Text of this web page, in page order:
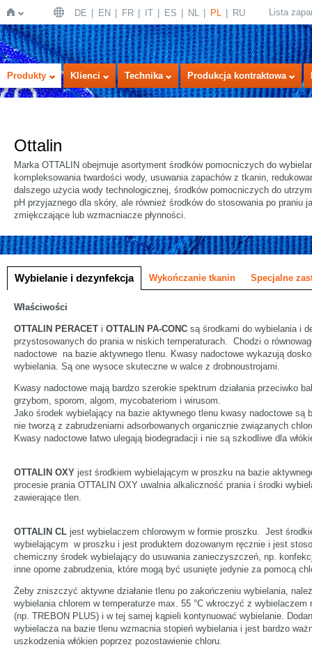
Strona
główna
DE EN FR IT ES NL PL RU Lista
Produkty Klienci Technika Produkcja kontraktowa
Ottalin
Marka OTTALIN obejmuje asortyment środków pomocniczych do
kompleksowania twardości wody, usuwania zapachów z tkanin,
dalszego użycia wody technologicznej, środków pomocniczych do
pH przyjaznego dla skóry, ale również środków do stosowania po praniu
zmiękczające lub wzmacniacze płynności.
Wybielanie i dezynfekcja Wykończanie tkanin Specjalne
Właściwości
OTTALIN PERACET i OTTALIN PA-CONC są środkami do wybielania i
przystosowanych do prania w niskich temperaturach. Chodzi o
nadoctowe na bazie aktywnego tlenu. Kwasy nadoctowe wykazują
wybielania. Są one wysoce skuteczne w walce z drobnoustrojami.
Kwasy nadoctowe mają bardzo szerokie spektrum działania przeciwko
grzybom, sporom, algom, mycobateriom i wirusom.
Jako środek wybielający na bazie aktywnego tlenu kwasy nadoctowe są
nie tworzą z zabrudzeniami adsorbowanych organicznie związanych
Kwasy nadoctowe łatwo ulegają biodegradacji i nie są szkodliwe dla
OTTALIN OXY jest środkiem wybielającym w proszku na bazie
procesie prania OTTALIN OXY uwalnia alkaliczność prania i środki
zawierające tlen.
OTTALIN CL jest wybielaczem chlorowym w formie proszku. Jest
wybielającym w proszku i jest produktem dozowanym ręcznie i jest
chemiczny środek wybielający do usuwania zanieczyszczeń, np.
inne oporne zabrudzenia, które mogą być usunięte jedynie za pomocą
Żeby zniszczyć aktywne działanie tlenu po zakończeniu wybielania,
wybielania chlorem w temperaturze max. 55 °C wkroczyć z
(np. TREBON PLUS) i w tej samej kąpieli kontynuować wybielanie.
wybielacza na bazie tlenu wzmacnia stopień wybielania i jest bardzo
uszkodzenia włókien poprzez pozostawienie chloru.